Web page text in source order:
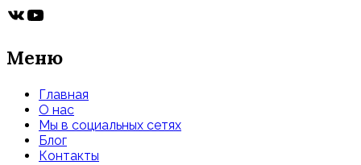
ВКонтакте
YouTube
Меню
Главная
О нас
Мы в социальных сетях
Блог
Контакты